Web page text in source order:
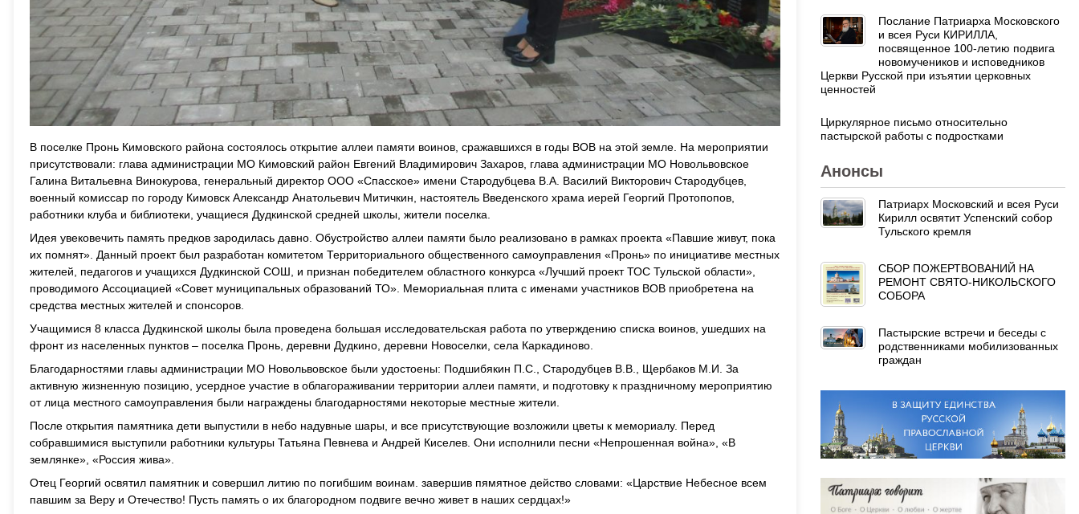
В поселке Пронь Кимовского района состоялось открытие аллеи памяти воинов, сражавшихся в годы ВОВ на этой земле. На мероприятии
присутствовали: глава администрации МО Кимовский район Евгений Владимирович Захаров, глава администрации МО Новольвовское
Галина Витальевна Винокурова, генеральный директор ООО «Спасское» имени Стародубцева В.А. Василий Викторович Стародубцев,
военный комиссар по городу Кимовск Александр Анатольевич Митичкин, настоятель Введенского храма иерей Георгий Протопопов,
работники клуба и библиотеки, учащиеся Дудкинской средней школы, жители поселка.
Идея увековечить память предков зародилась давно. Обустройство аллеи памяти было реализовано в рамках проекта «Павшие живут, пока
их помнят». Данный проект был разработан комитетом Территориального общественного самоуправления «Пронь» по инициативе местных
жителей, педагогов и учащихся Дудкинской СОШ, и признан победителем областного конкурса «Лучший проект ТОС Тульской области»,
проводимого Ассоциацией «Совет муниципальных образований ТО». Мемориальная плита с именами участников ВОВ приобретена на
средства местных жителей и спонсоров.
Учащимися 8 класса Дудкинской школы была проведена большая исследовательская работа по утверждению списка воинов, ушедших на
фронт из населенных пунктов – поселка Пронь, деревни Дудкино, деревни Новоселки, села Каркадиново.
Благодарностями главы администрации МО Новольвовское были удостоены: Подшибякин П.С., Стародубцев В.В., Щербаков М.И. За
активную жизненную позицию, усердное участие в облагораживании территории аллеи памяти, и подготовку к праздничному мероприятию
от лица местного самоуправления были награждены благодарностями некоторые местные жители.
После открытия памятника дети выпустили в небо надувные шары, и все присутствующие возложили цветы к мемориалу. Перед
собравшимися выступили работники культуры Татьяна Певнева и Андрей Киселев. Они исполнили песни «Непрошенная война», «В
землянке», «Россия жива».
Отец Георгий освятил памятник и совершил литию по погибшим воинам. завершив пямятное действо словами: «Царствие Небесное всем
павшим за Веру и Отечество! Пусть память о их благородном подвиге вечно живет в наших сердцах!»
Послание Патриарха Московского
и всея Руси КИРИЛЛА,
посвященное 100-летию подвига
новомучеников и исповедников
Церкви Русской при изъятии церковных
ценностей
Циркулярное письмо относительно
пастырской работы с подростками
Анонсы
Патриарх Московский и всея Руси
Кирилл освятит Успенский собор
Тульского кремля
СБОР ПОЖЕРТВОВАНИЙ НА
РЕМОНТ СВЯТО-НИКОЛЬСКОГО
СОБОРА
Пастырские встречи и беседы с
родственниками мобилизованных
граждан